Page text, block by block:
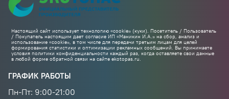
Настоящий сайт использует технологию «cookie» (куки). Посетитель / Пользователь
/ Покупатель настоящим дает согласие ИП «Маникин И.А.» на сбор, анализ и
использование «cookie», в том числе для передачи третьим лицам для целей
формирования статистики и оптимизации рекламных сообщений. Вы принимаете
условия политики конфиденциальности каждый раз, когда оставляете свои данные
в любой форме обратной связи на сайте ekotopas.ru.
ГРАФИК РАБОТЫ
Пн-Пт: 9:00-21:00